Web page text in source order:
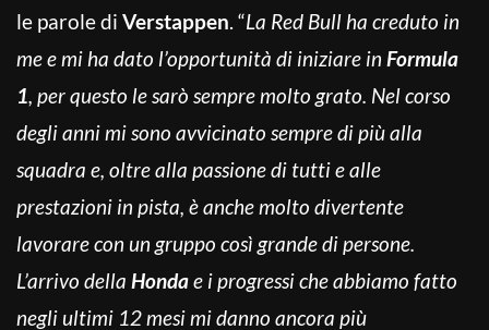
le parole di Verstappen. “La Red Bull ha creduto in
me e mi ha dato l’opportunità di iniziare in Formula
1, per questo le sarò sempre molto grato. Nel corso
degli anni mi sono avvicinato sempre di più alla
squadra e, oltre alla passione di tutti e alle
prestazioni in pista, è anche molto divertente
lavorare con un gruppo così grande di persone.
L’arrivo della Hondae i progressi che abbiamo fatto
negli ultimi 12 mesi mi danno ancora più